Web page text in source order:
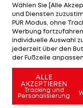
luxemburgische
Martins in der 14.
immerhin den
HIGHLIGHTS: LASK -
Fußball - Frauen-
Wählen Sie [Alle
und Diensten
PUR Modus, ohne
Werbung
individuelle Auswahl
jederzeit über den
der Fußzeile anpassen.
ALLE
AKZEPTIEREN
Tracking und
Personalisierung